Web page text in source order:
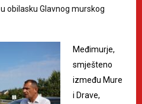
obilasku Glavnog murskog
Međimurje,
smješteno
između Mure
i Drave,